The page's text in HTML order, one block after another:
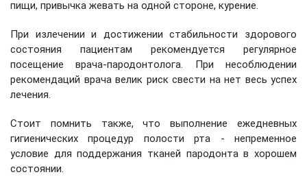
пищи, привычка жевать на одной стороне, курение.
При излечении и достижении стабильности здорового
состояния пациентам рекомендуется регулярное
посещение врача-пародонтолога. При несоблюдении
рекомендаций врача велик риск свести на нет весь успех
лечения.
Стоит помнить также, что выполнение ежедневных
гигиенических процедур полости рта - непременное
условие для поддержания тканей пародонта в хорошем
состоянии.